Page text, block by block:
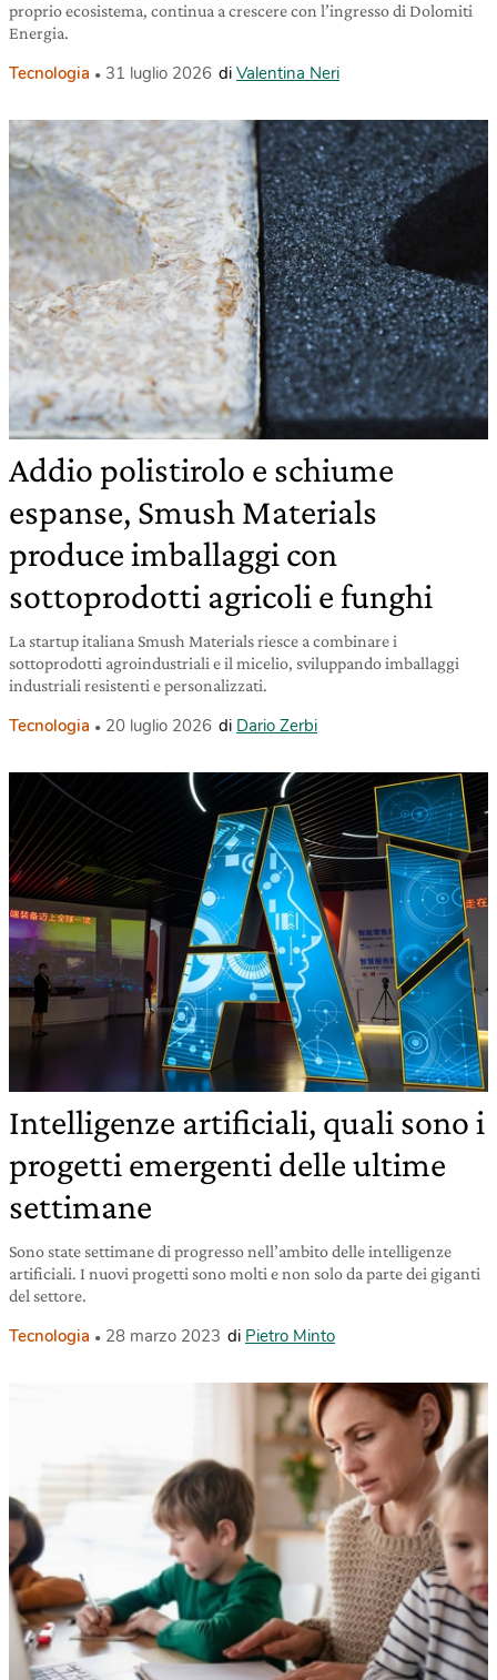
proprio ecosistema, continua a crescere con l’ingresso di Dolomiti
Energia.
Tecnologia 31 luglio 2026 di Valentina Neri
Addio polistirolo e schiume
espanse, Smush Materials
produce imballaggi con
sottoprodotti agricoli e funghi
La startup italiana Smush Materials riesce a combinare i
sottoprodotti agroindustriali e il micelio, sviluppando imballaggi
industriali resistenti e personalizzati.
Tecnologia 20 luglio 2026 di Dario Zerbi
Intelligenze artificiali, quali sono i
progetti emergenti delle ultime
settimane
Sono state settimane di progresso nell’ambito delle intelligenze
artificiali. I nuovi progetti sono molti e non solo da parte dei giganti
del settore.
Tecnologia 28 marzo 2023 di Pietro Minto